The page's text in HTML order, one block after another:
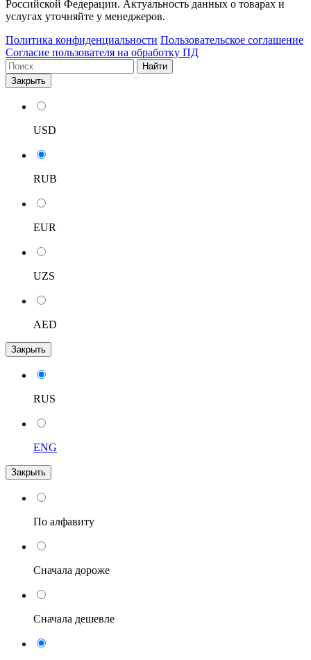
Российской Федерации. Актуальность данных о товарах и
услугах уточняйте у менеджеров.
Политика конфиденциальности Пользовательское соглашение
Согласие пользователя на обработку ПД
Найти
Закрыть
USD
RUB
EUR
UZS
AED
Закрыть
RUS
ENG
Закрыть
По алфавиту
Сначала дороже
Сначала дешевле